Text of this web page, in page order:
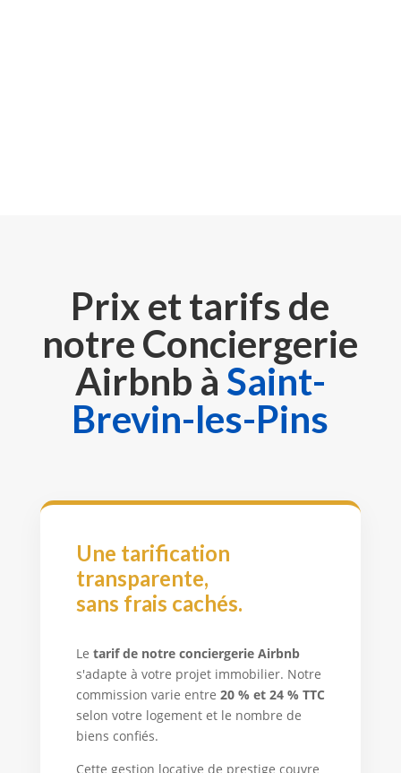
Prix et tarifs de
notre Conciergerie
Airbnb à Saint-
Brevin-les-Pins
Une tarification
transparente,
sans frais cachés.
Le tarif de notre conciergerie Airbnb
s'adapte à votre projet immobilier. Notre
commission varie entre 20 % et 24 % TTC
selon votre logement et le nombre de
biens confiés.
Cette gestion locative de prestige couvre